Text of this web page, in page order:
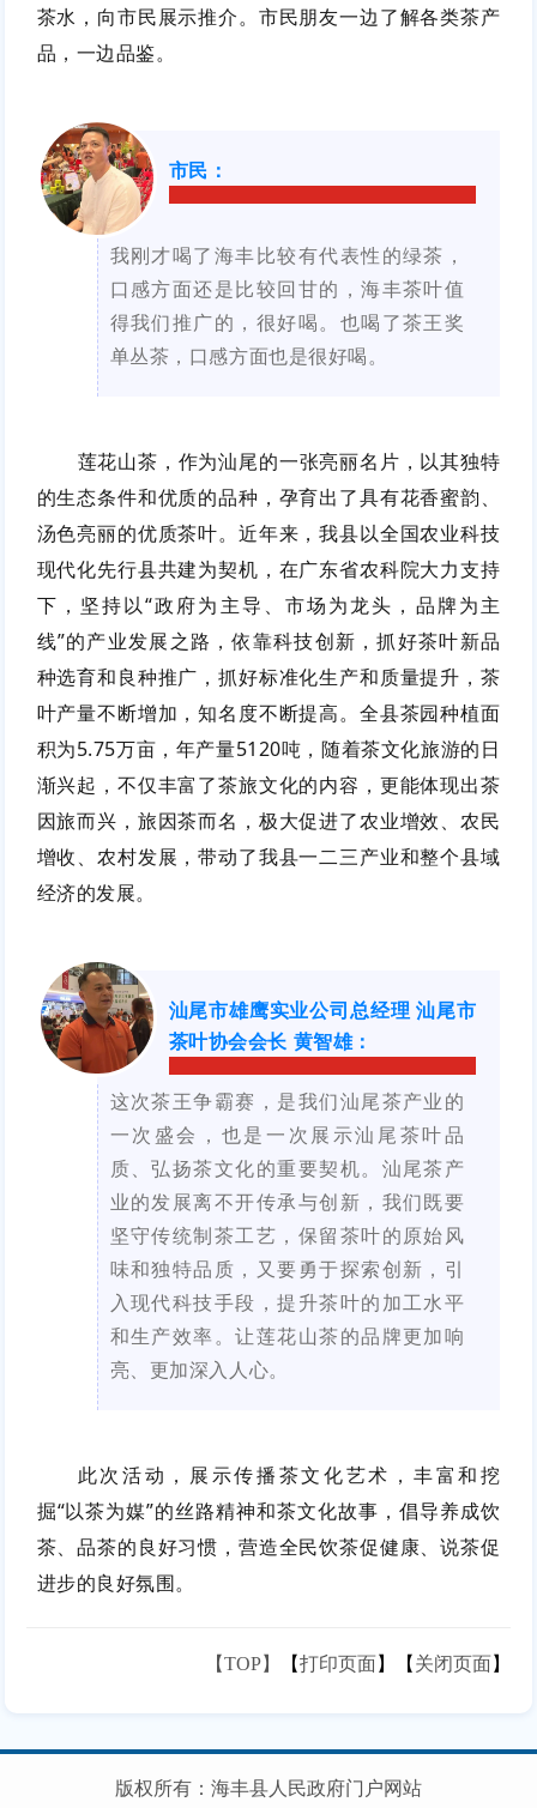
茶水，向市民展示推介。市民朋友一边了解各类茶产
品，一边品鉴。
市民 ：
我刚才喝了海丰比较有代表性的绿茶，
口感方面还是比较回甘的，海丰茶叶值
得我们推广的，很好喝。 也喝了茶王奖
单丛茶，口感方面也是很好喝。
莲花山茶，作为汕尾的一张亮丽名片，以其独特
的生态条件和优质的品种，孕育出了具有花香蜜韵、
汤色亮丽的优质茶叶。近年来，我县以全国农业科技
现代化先行县共建为契机，在广东省农科院大力支持
下，坚持以“政府为主导、市场为龙头，品牌为主
线”的产业发展之路，依靠科技创新，抓好茶叶新品
种选育和良种推广，抓好标准化生产和质量提升，茶
叶产量不断增加，知名度不断提高。全县茶园种植面
积为5.75万亩，年产量5120吨，随着茶文化旅游的日
渐兴起，不仅丰富了茶旅文化的内容，更能体现出茶
因旅而兴，旅因茶而名，极大促进了农业增效、农民
增收、农村发展，带动了我县一二三产业和整个县域
经济的发展。
汕尾市雄鹰实业公司总经理 汕尾市
茶叶协会会长 黄智雄：
这次茶王争霸赛，是我们汕尾茶产业的
一次盛会，也是一次展示汕尾茶叶品
质、弘扬茶文化的重要契机。 汕尾茶产
业的发展离不开传承与创新，我们既要
坚守传统制茶工艺，保留茶叶的原始风
味和独特品质，又要勇于探索创新，引
入现代科技手段，提升茶叶的加工水平
和生产效率。让莲花山茶的品牌更加响
亮、更加深入人心。
此次活动，展示传播茶文化艺术，丰富和挖
掘“以茶为媒”的丝路精神和茶文化故事，倡导养成饮
茶、品茶的良好习惯，营造全民饮茶促健康、说茶促
进步的良好氛围。
【TOP】 【打印页面】【 关闭页面】
版权所有：海丰县人民政府门户网站